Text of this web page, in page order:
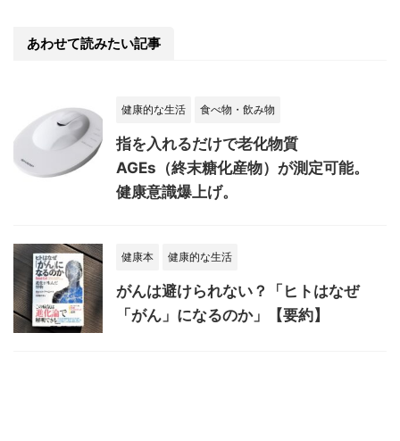
あわせて読みたい記事
健康的な生活 食べ物・飲み物
指を入れるだけで老化物質
AGEs（終末糖化産物）が測定可能。
健康意識爆上げ。
健康本 健康的な生活
がんは避けられない？「ヒトはなぜ
「がん」になるのか」【要約】